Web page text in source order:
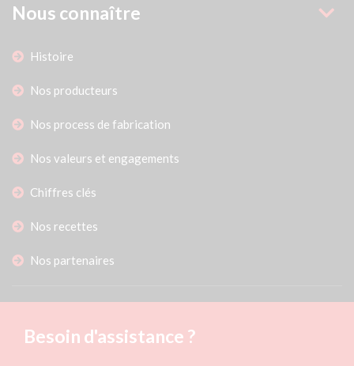
Nous connaître
Histoire
Nos producteurs
Nos process de fabrication
Nos valeurs et engagements
Chiffres clés
Nos recettes
Nos partenaires
Besoin d'assistance ?